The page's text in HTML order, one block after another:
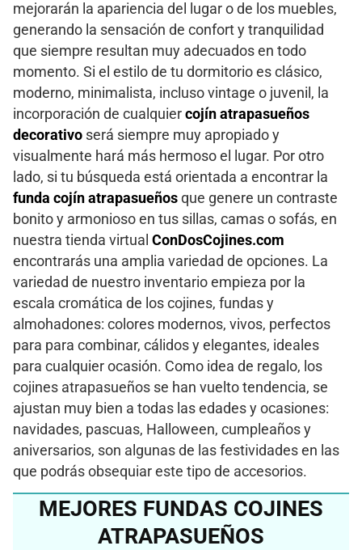
mejorarán la apariencia del lugar o de los muebles,
generando la sensación de confort y tranquilidad
que siempre resultan muy adecuados en todo
momento. Si el estilo de tu dormitorio es clásico,
moderno, minimalista, incluso vintage o juvenil, la
incorporación de cualquier cojín atrapasueños
decorativo será siempre muy apropiado y
visualmente hará más hermoso el lugar. Por otro
lado, si tu búsqueda está orientada a encontrar la
funda cojín atrapasueños que genere un contraste
bonito y armonioso en tus sillas, camas o sofás, en
nuestra tienda virtual ConDosCojines.com
encontrarás una amplia variedad de opciones. La
variedad de nuestro inventario empieza por la
escala cromática de los cojines, fundas y
almohadones: colores modernos, vivos, perfectos
para para combinar, cálidos y elegantes, ideales
para cualquier ocasión. Como idea de regalo, los
cojines atrapasueños se han vuelto tendencia, se
ajustan muy bien a todas las edades y ocasiones:
navidades, pascuas, Halloween, cumpleaños y
aniversarios, son algunas de las festividades en las
que podrás obsequiar este tipo de accesorios.
MEJORES FUNDAS COJINES
ATRAPASUEÑOS